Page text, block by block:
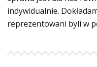
indywidualnie.
reprezentowani byli w